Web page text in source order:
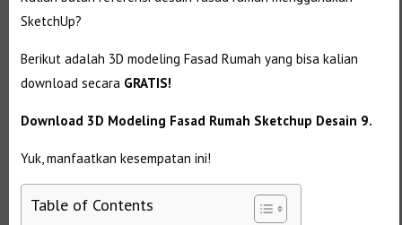
SketchUp?
Berikut adalah 3D modeling Fasad Rumah yang bisa kalian
download secara GRATIS!
Download 3D Modeling Fasad Rumah Sketchup Desain 9.
Yuk, manfaatkan kesempatan ini!
Table of Contents